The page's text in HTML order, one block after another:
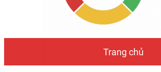
Trang chủ